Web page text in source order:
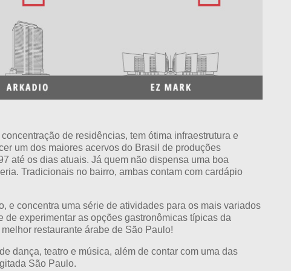
de residências, tem ótima infraestrutura e
um dos maiores acervos do Brasil de produções
até os dias atuais. Já quem não dispensa uma boa
Tradicionais no bairro, ambas contam com cardápio
e concentra uma série de atividades para os mais variados
experimentar as opções gastronômicas típicas da
restaurante árabe de São Paulo!
dança, teatro e música, além de contar com uma das
São Paulo.